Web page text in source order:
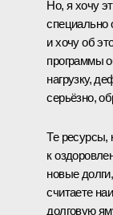
Но, я хочу
специально
и хочу об
программы
нагрузку,
серьёзно,
Те ресурсы,
к
новые
считаете
долговую